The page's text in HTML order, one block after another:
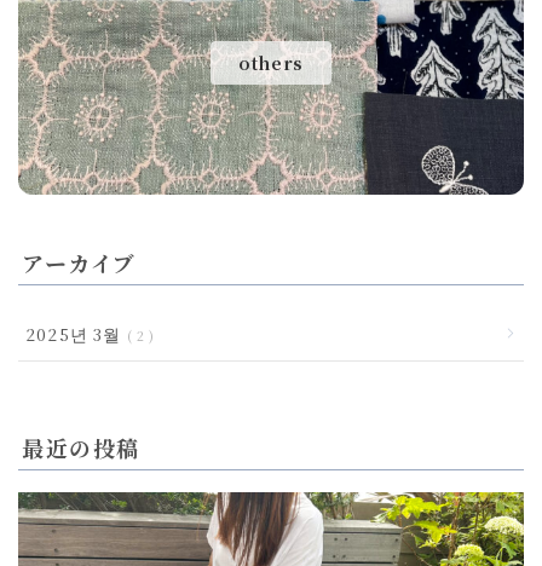
others
アーカイブ
2025년 3월 2
最近の投稿